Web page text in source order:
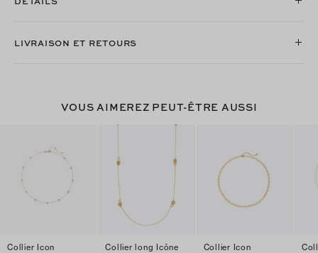
LIVRAISON ET RETOURS
VOUS AIMEREZ PEUT-ÊTRE AUSSI
Collier Icon
Collier long Icône
Collier Icon